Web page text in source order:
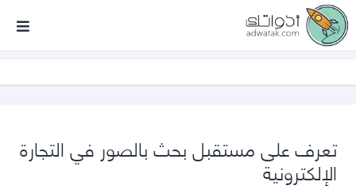
تعرف على مستقبل بحث بالصور في التجارة
الإلكترونية